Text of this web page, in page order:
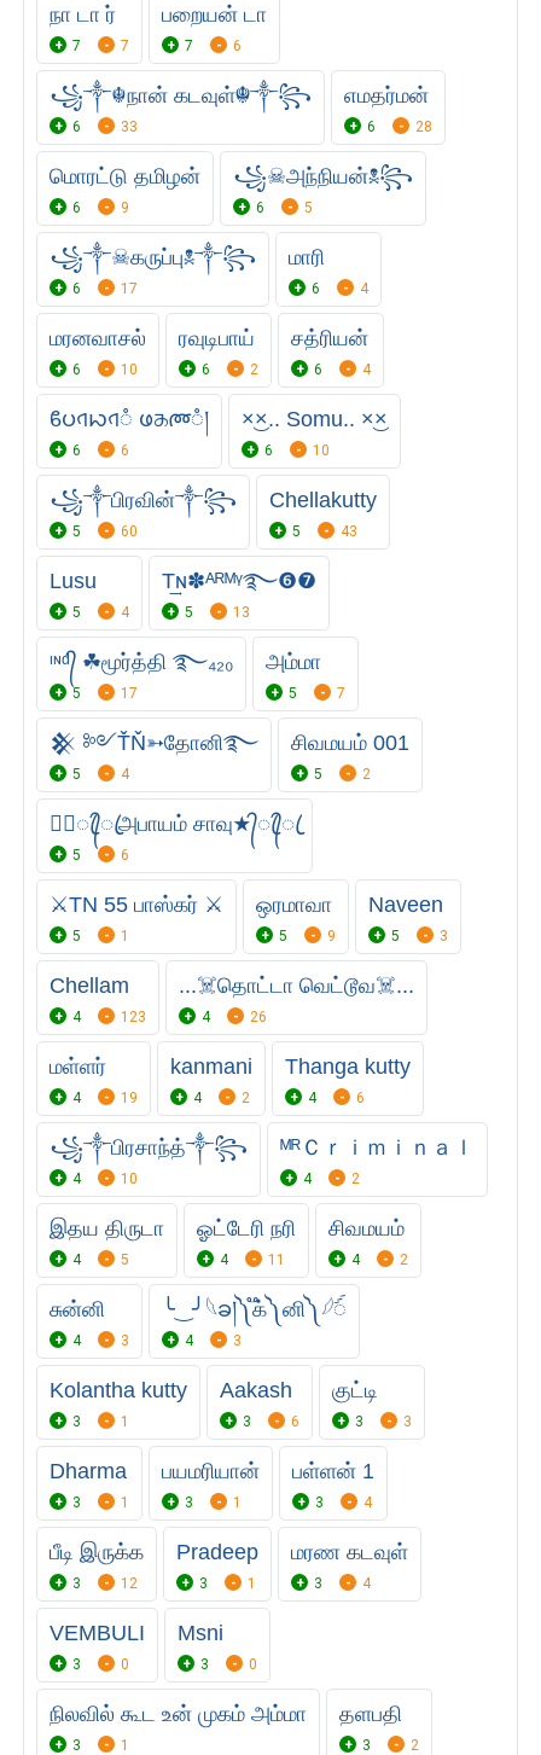
நா டா ர்
7 7
பறையன் டா
7 6
꧁༒☬நான் கடவுள்☬༒꧂
6 33
எமதர்மன்
6 28
மொரட்டு தமிழன்
6 9
꧁☠︎அந்நியன்☠︎꧂
6 5
꧁༒☠︎கருப்பு☠︎༒꧂
6 17
மாரி
6 4
மரனவாசல்
6 10
ரவுடிபாய்
6 2
சத்ரியன்
6 4
ϐပ𑂞ꩢ𑂞ᮀ ဖᤌᰢᮀ།
6 6
×͜×.. Somu.. ×͜×
6 10
꧁༒பிரவின்༒꧂
5 60
Chellakutty
5 43
Lusu
5 4
T͢ɴ✽ᴬᴿᴹᵞ࿐❻❼
5 13
ᶦᶰᵈ᭄ ☘மூர்த்தி ࿐₄₂₀
5 17
அம்மா
5 7
𒆜 ༻ŤŇ➳தோனி࿐
5 4
சிவமயம் 001
5 2
★᭄ꦿ᭄ꦿஅபாயம் சாவு★᭄ꦿ᭄ꦿ
5 6
⚔️TN 55 பாஸ்கர் ⚔️
5 1
ஒரமாவா
5 9
Naveen
5 3
Chellam
4 123
...☠️தொட்டா வெட்டூவ☠️...
4 26
மள்ளர்
4 19
kanmani
4 2
Thanga kutty
4 6
꧁༒பிரசாந்த்༒꧂
4 10
ᴹᴿＣｒｉｍｉｎａｌ
4 2
இதய திருடா
4 5
ஓட்டேரி நரி
4 11
சிவமயம்
4 2
சுன்னி
4 3
╰‿╯𓆩ခ།༽ ֟க்༽ னி༽ 𓆪ꪾ
4 3
Kolantha kutty
3 1
Aakash
3 6
குட்டி
3 3
Dharma
3 1
பயமரியான்
3 1
பள்ளன் 1
3 4
பீடி இருக்க
3 12
Pradeep
3 1
மரண கடவுள்
3 4
VEMBULI
3 0
Msni
3 0
நிலவில் கூட உன் முகம் அம்மா
3 1
தளபதி
3 2